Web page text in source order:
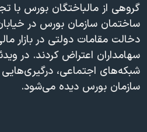
اسرائیل در جنگ
گالری عکس
آرشیو پخش زنده
ورزش زنان در ایران
اعتراضات زن، زندگی، آزادی
مجموعه مستندهای دادخواهی
تریبونال مردمی آبان ۹۸
زبانهای مختلف
Auto
240p
720p
360p
480p
720p
گروهی از مالباختگان بورس با
ساختمان سازمان بورس در
دخالت مقامات دولتی در بازار
سهامداران اعتراض کردند. در
شبکه‌های اجتماعی، درگیری‌هایی
سازمان بورس دیده می‌شود.